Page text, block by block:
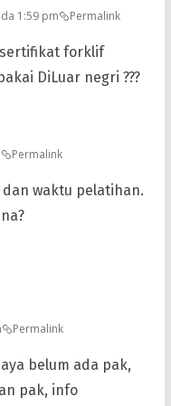
1:59 pm Permalink
forklif
DiLuar negri ???
Permalink
waktu pelatihan.
Permalink
belum ada pak,
pak, info